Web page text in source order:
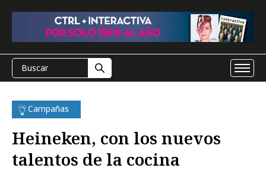
Campañas
Heineken, con los nuevos
talentos de la cocina